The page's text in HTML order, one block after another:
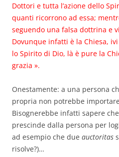
Dottori e tutta l’azione dello
quanti ricorrono ad essa;
seguendo una falsa dottrina e
Dovunque infatti è la Chiesa,
lo Spirito di Dio, là è pure la
grazia ».
Onestamente: a una persona
propria non potrebbe
Bisognerebbe infatti sapere
prescinde dalla persona per
ad esempio che due auctoritas
risolve?)…